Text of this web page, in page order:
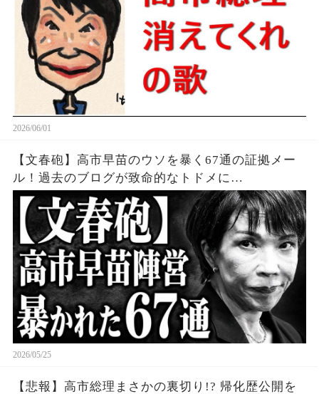
2026/06/01
【文春砲】高市早苗のウソを暴く67通の証拠メー
ル！過去のブログが致命的なトドメに…
2026/05/25
【悲報】高市総理まさかの裏切り!? 帰化歴公開を